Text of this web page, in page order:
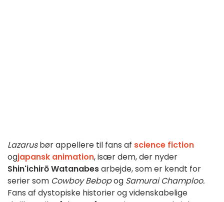
Lazarusbør appellere til fans af science fiction
ogjapansk animation, især dem, der nyder
Shin'ichirō Watanabesarbejde, som er kendt for
serier som Cowboy Bebopog Samurai Champloo.
Fans af dystopiske historier og videnskabelige